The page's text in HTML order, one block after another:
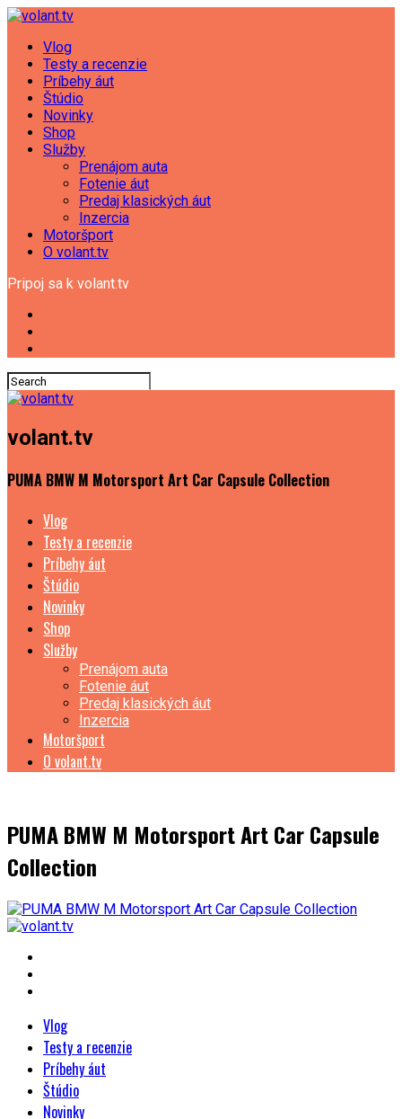
Vlog
Testy a recenzie
Príbehy áut
Štúdio
Novinky
Shop
Služby
Prenájom auta
Fotenie áut
Predaj klasických áut
Inzercia
Motoršport
O volant.tv
Pripoj sa k volant.tv
volant.tv
PUMA BMW M Motorsport Art Car Capsule Collection
Vlog
Testy a recenzie
Príbehy áut
Štúdio
Novinky
Shop
Služby
Prenájom auta
Fotenie áut
Predaj klasických áut
Inzercia
Motoršport
O volant.tv
PUMA BMW M Motorsport Art Car Capsule
Collection
Vlog
Testy a recenzie
Príbehy áut
Štúdio
Novinky